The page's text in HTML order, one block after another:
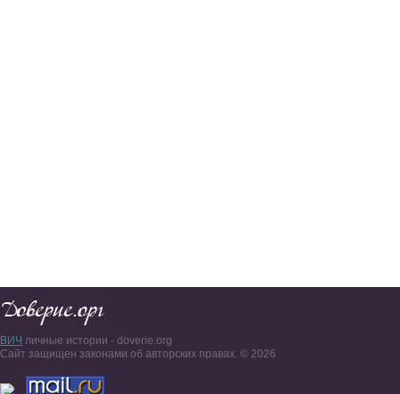
ВИЧ личные истории - doverie.org
Сайт защищен законами об авторских правах. © 2026